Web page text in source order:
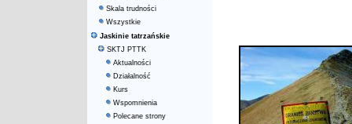
Skala trudności
Wszystkie
Jaskinie tatrzańskie
SKTJ PTTK
Aktualności
Działalność
Kurs
Wspomnienia
Polecane strony